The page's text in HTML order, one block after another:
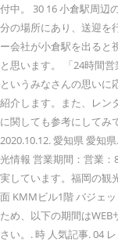
付中。 30 16 小倉駅周辺
分の場所にあり、送迎を
ー会社が小倉駅を出ると
と思います。 「24時間
というみなさんの思いに
紹介します。また、レン
に関しても参考にしてみ
2020.10.12. 愛知県 愛知
光情報 営業期間：営業
実しています。福岡の観
面 KMMビル1階 バジェ
ため、以下の期間は
さい。. 時 人気記事. 04